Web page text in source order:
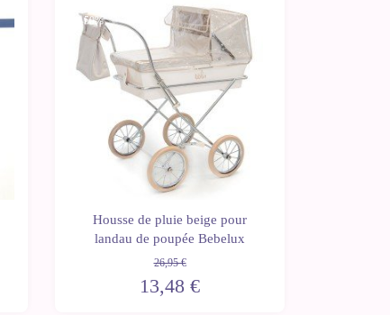
Housse de pluie beige pour
landau de poupée Bebelux
26,95 €
-50%
13,48 €